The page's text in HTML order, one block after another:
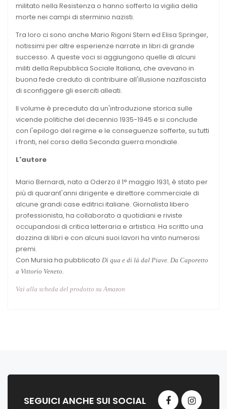
militato nella Resistenza o hanno sofferto la vigilia della
morte nei campi di sterminio nazisti.
Tra loro ci sono anche Mario Rigoni Stern ed Elisa Springer,
notissimi per altre esperienze narrate in libri di grande
successo. A queste voci si aggiungono quelle di alcuni
militi della Repubblica Sociale Italiana, che avevano in
buona fede creduto di contribuire all'illusione nazifascista
di sconfiggere gli eserciti alleati.
Il volume è preceduto da un'introduzione storica sulle
vicende politiche del decennio 1935-1945 e si conclude
con l'epilogo del regime e le conseguenze sofferte, su tutti
i fronti, nel corso della Seconda guerra mondiale.
L'autore
Mario Bernardi, nato a Oderzo il 1° maggio 1931, è stato per
più di quarant'anni dirigente e direttore commerciale di
alcune grandi case editrici italiane. Giornalista libero
professionista, ha collaborato a quotidiani e riviste
occupandosi di critica letteraria e artistica. Ha scritto una
dozzina di libri e con alcuni suoi lavori ha vinto numerosi
premi.
Con Mursia ha pubblicato Di qua e di là dal Piave. Da Caporetto
a Vittorio Veneto.
Vai alla scheda del prodotto su Amazon
SEGUICI ANCHE SUI SOCIAL